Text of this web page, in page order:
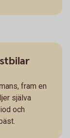
fram en
själva
och